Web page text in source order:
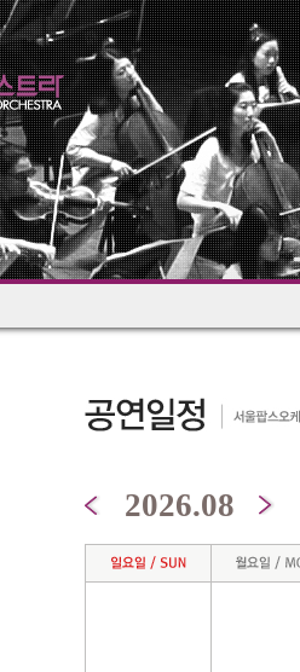
2026.08